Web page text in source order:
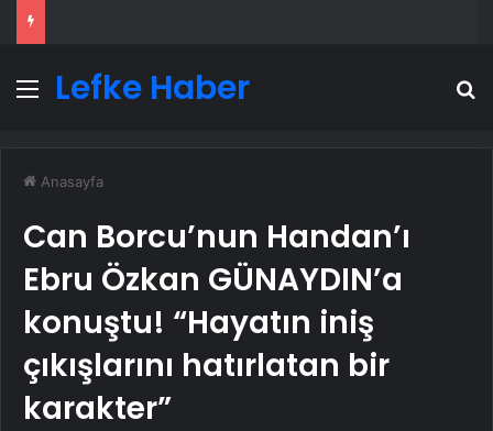
Menü
Lefke Haber
Anasayfa
Can Borcu’nun Handan’ı
Ebru Özkan GÜNAYDIN’a
konuştu! “Hayatın iniş
çıkışlarını hatırlatan bir
karakter”